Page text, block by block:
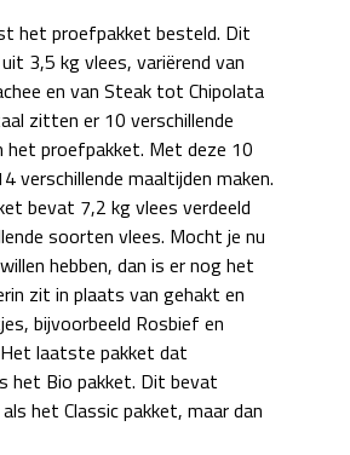
het proefpakket besteld. Dit
3,5 kg vlees, variërend van
en van Steak tot Chipolata
zitten er 10 verschillende
het proefpakket. Met deze 10
verschillende maaltijden maken.
bevat 7,2 kg vlees verdeeld
soorten vlees. Mocht je nu
hebben, dan is er nog het
zit in plaats van gehakt en
bijvoorbeeld Rosbief en
laatste pakket dat
het Bio pakket. Dit bevat
het Classic pakket, maar dan